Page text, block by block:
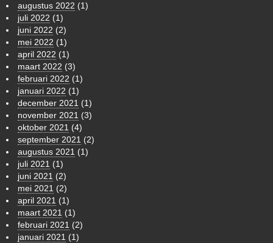
augustus 2022 (1)
juli 2022 (1)
juni 2022 (2)
mei 2022 (1)
april 2022 (1)
maart 2022 (3)
februari 2022 (1)
januari 2022 (1)
december 2021 (1)
november 2021 (3)
oktober 2021 (4)
september 2021 (2)
augustus 2021 (1)
juli 2021 (1)
juni 2021 (2)
mei 2021 (2)
april 2021 (1)
maart 2021 (1)
februari 2021 (2)
januari 2021 (1)